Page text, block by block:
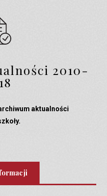
2010-
aktualności